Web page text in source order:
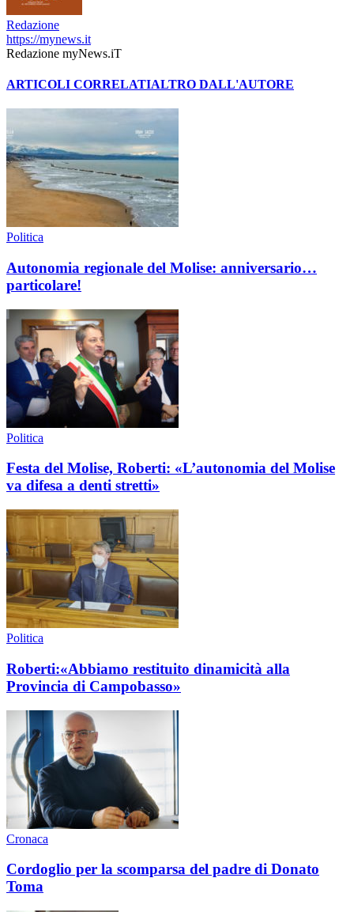
Redazione
https://mynews.it
Redazione myNews.iT
ARTICOLI CORRELATIALTRO DALL'AUTORE
Politica
Autonomia regionale del Molise: anniversario…
particolare!
Politica
Festa del Molise, Roberti: «L’autonomia del Molise
va difesa a denti stretti»
Politica
Roberti:«Abbiamo restituito dinamicità alla
Provincia di Campobasso»
Cronaca
Cordoglio per la scomparsa del padre di Donato
Toma